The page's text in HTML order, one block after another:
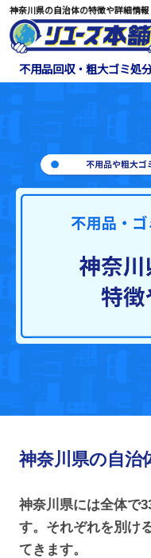
神奈川県の自治体の特徴や詳細情報
不用品回収・粗大ゴミ処
神奈川県の自治
神奈川県には全体で
す。それぞれを別け
てきます。